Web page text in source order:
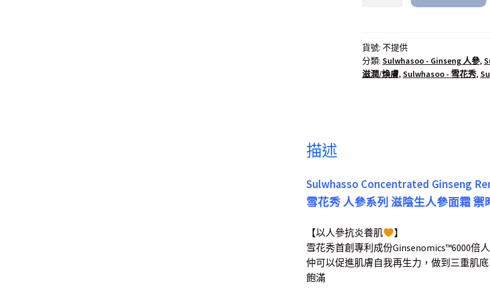
貨號: 不提供
分類: Sulwhasoo - Ginseng 人參,
滋潤/煥膚, Sulwhasoo - 雪花秀,
描述
Sulwhasso Concentrated Ginseng
雪花秀 人參系列 滋陰生人參面霜 禦
【以人參抗炎養肌
】
雪花秀首創專利成份Ginsenomics™️6000倍
仲可以促進肌膚自我再生力，做到三重肌
飽滿